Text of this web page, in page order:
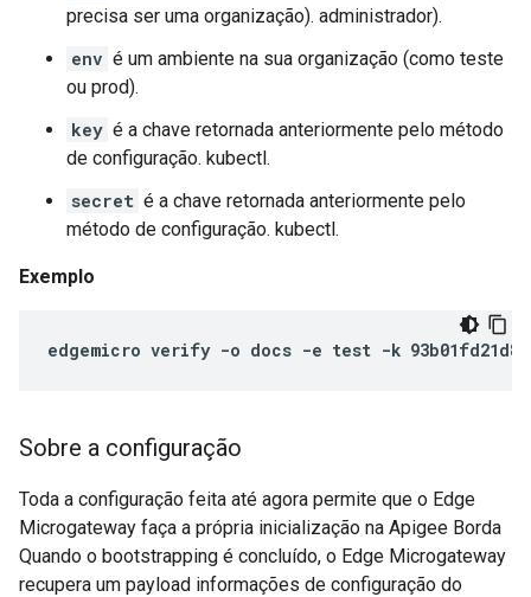
precisa ser uma organização). administrador).
env é um ambiente na sua organização (como teste
ou prod).
key é a chave retornada anteriormente pelo método
de configuração. kubectl.
secret é a chave retornada anteriormente pelo
método de configuração. kubectl.
Exemplo
edgemicro verify -o docs -e test -k
Sobre a configuração
Toda a configuração feita até agora permite que o Edge
Microgateway faça a própria inicialização na Apigee Borda
Quando o bootstrapping é concluído, o Edge Microgateway
recupera um payload informações de configuração do